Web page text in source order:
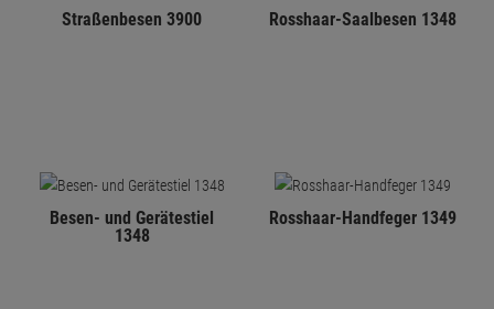
Straßenbesen 3900 Rosshaar-Saalbesen 1348
Besen- und Gerätestiel
1348
Rosshaar-Handfeger 1349